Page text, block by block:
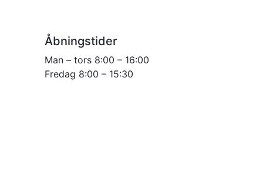
Åbningstider
Man – tors 8:00 – 16:00
Fredag 8:00 – 15:30